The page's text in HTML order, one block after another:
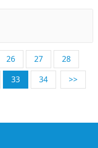
26 27
28
33 34 >>